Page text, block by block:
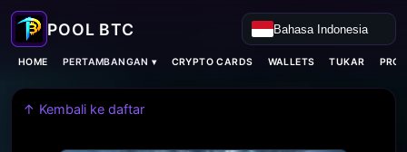
Bahasa Indonesia
HOME PERTAMBANGAN ▾ CRYPTO CARDS WALLETS TUKAR
↑ Kembali ke daftar